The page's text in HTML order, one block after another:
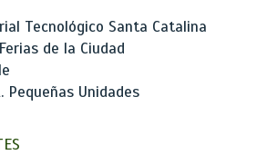
Tecnológico Santa Catalina
de la Ciudad
Pequeñas Unidades